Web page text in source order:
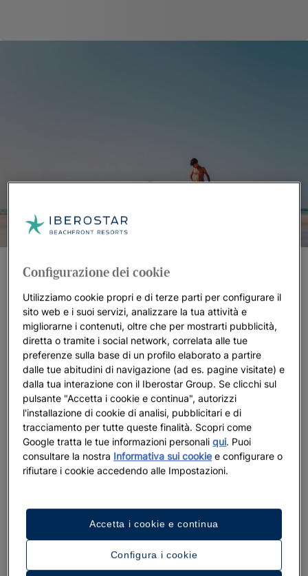
Iberostar Beachfront Resorts: i migliori
hotel per le vostre vacanze
berostar cura ogni dettaglio per rendere unici i suoi resort
fronte mare. Destinazioni incredibili, un servizio caloroso e
accogliente e un profondo vincolo con l’oceano si trasformano
nello scenario perfetto che vi permetterà di vivere momenti
che ricorderete per tutta la vita. Crediamo nella filosofia di
vivere il presente con positività, mentre ci prendiamo cura dei
paesaggi naturali che circondano i nostri resort, preservandoli
per le generazioni future.
Configurazione dei cookie
Utilizziamo cookie propri e di terze parti per configurare il
sito web e i suoi servizi, analizzare la tua attività e
migliorarne i contenuti, oltre che per mostrarti pubblicità,
diretta o tramite i social network, correlata alle tue
preferenze sulla base di un profilo elaborato a partire
dalle tue abitudini di navigazione (ad es. pagine visitate) e
dalla tua interazione con il Iberostar Group. Se clicchi sul
pulsante "Accetta i cookie e continua", autorizzi
l'installazione di cookie di analisi, pubblicitari e di
tracciamento per tutte queste finalità. Scopri come
Google tratta le tue informazioni personaliqui. Puoi
consultare la nostra Informativa sui cookie e configurare o
rifiutare i cookie accedendo alle Impostazioni.
Configura i cookie
Accetta i cookie e continua